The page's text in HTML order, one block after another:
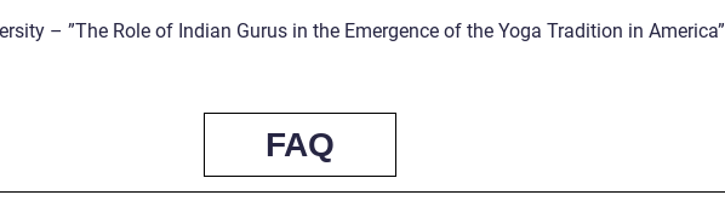
– ”The Role of Indian Gurus in the Emergence of the Yoga Tradition in America”
FAQ